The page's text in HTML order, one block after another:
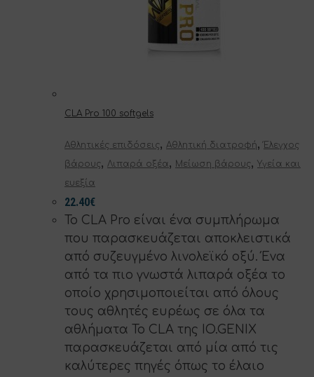
CLA Pro 100 softgels
Αθλητικές επιδόσεις, Αθλητική διατροφή,Έλεγχος
βάρους, Λιπαρά οξέα, Μείωση βάρους, Υγεία και
ευεξία
22.40€
Το CLA Pro είναι ένα συμπλήρωμα
που παρασκευάζεται αποκλειστικά
από συζευγμένο λινολεϊκό οξύ. Ένα
από τα πιο γνωστά λιπαρά οξέα το
οποίο χρησιμοποιείται από όλους
τους αθλητές ευρέως σε όλα τα
αθλήματα Το CLA της IO.GENIX
παρασκευάζεται από μία από τις
καλύτερες πηγές όπως το έλαιο